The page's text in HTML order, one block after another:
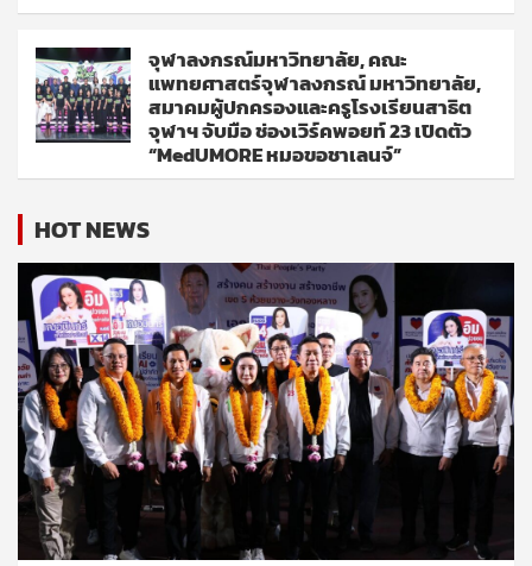
จุฬาลงกรณ์มหาวิทยาลัย, คณะ
แพทยศาสตร์จุฬาลงกรณ์ มหาวิทยาลัย,
สมาคมผู้ปกครองและครูโรงเรียนสาธิต
จุฬาฯ จับมือ ช่องเวิร์คพอยท์ 23 เปิดตัว
“MedUMORE หมอขอชาเลนจ์”
HOT NEWS